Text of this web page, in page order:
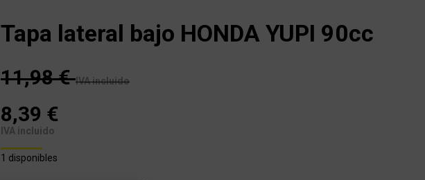
Tapa lateral bajo HONDA YUPI 90cc
11,98€ IVA incluido
8,39 €
IVA incluido
1 disponibles